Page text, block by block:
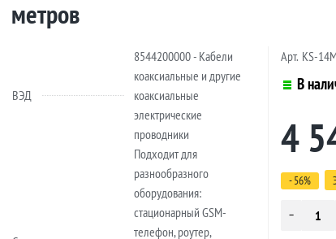
метров
ВЭД
8544200000 - Кабели
коаксиальные и другие
коаксиальные
электрические
проводники
Подходит для
разнообразного
оборудования:
стационарный GSM-
телефон, роутер,
Арт. KS-
В
4
- 56%